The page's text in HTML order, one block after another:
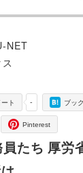
NET
-
ト ブッ
Pinterest
たち 厚労